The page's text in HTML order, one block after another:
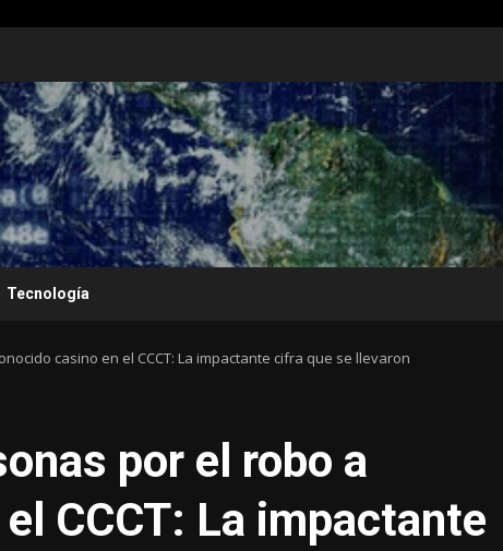
Tecnología
casino en el CCCT: La impactante cifra que se llevaron
por el robo a
CCCT: La impactante